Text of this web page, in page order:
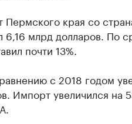
Пермского края со
6,16 млрд долларов. По
почти 13%.
с 2018 годом
Импорт увеличился на